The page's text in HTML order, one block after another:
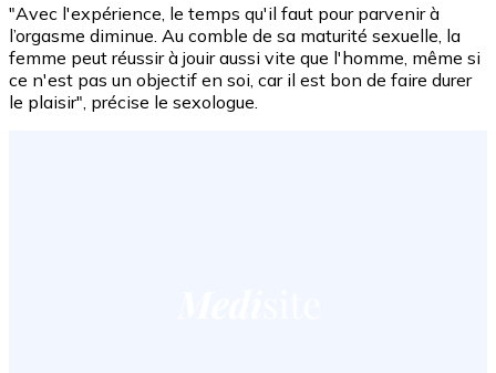
"Avec l'expérience, le temps qu'il faut pour parvenir à
l’orgasme diminue. Au comble de sa maturité sexuelle, la
femme peut réussir à jouir aussi vite que l'homme, même si
ce n'est pas un objectif en soi, car il est bon de faire durer
le plaisir", précise le sexologue.